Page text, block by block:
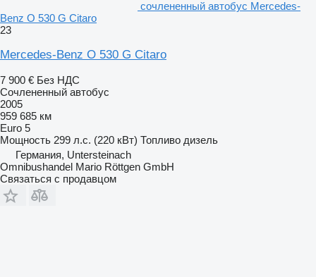
сочлененный автобус Mercedes-
Benz O 530 G Citaro
23
Mercedes-Benz O 530 G Citaro
7 900 € Без НДС
Сочлененный автобус
2005
959 685 км
Euro 5
Мощность 299 л.с. (220 кВт) Топливо дизель
Германия, Untersteinach
Omnibushandel Mario Röttgen GmbH
Связаться с продавцом